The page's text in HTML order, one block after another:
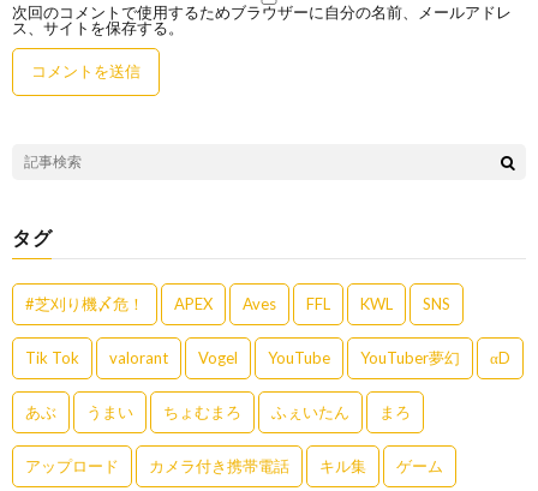
次回のコメントで使用するためブラウザーに自分の名前、メールアドレ
ス、サイトを保存する。
タグ
#芝刈り機〆危！ APEX Aves FFL KWL SNS
Tik Tok valorant Vogel YouTube YouTuber夢幻 αD
あぶ うまい ちょむまろ ふぇいたん まろ
アップロード カメラ付き携帯電話 キル集 ゲーム